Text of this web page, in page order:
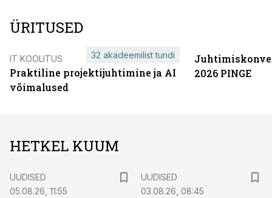
ÜRITUSED
IT KOOLITUS
Praktiline projektijuhtimine ja AI
võimalused
32 akadeemilist tundi
2026 PINGE
HETKEL KUUM
UUDISED
05.08.26, 11:55
UUDISED
03.08.26, 08:45